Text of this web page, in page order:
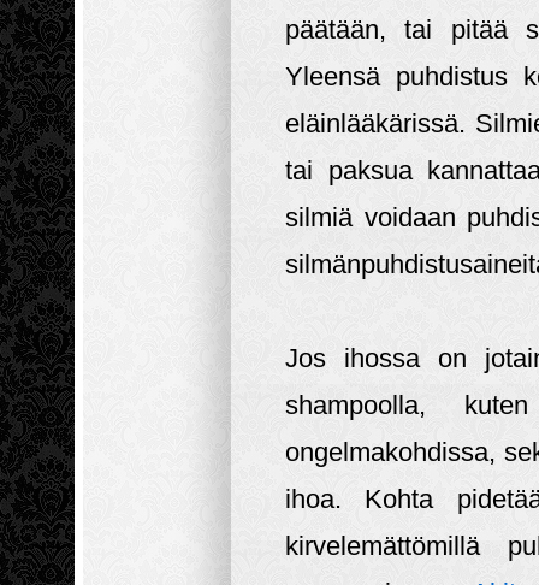
päätään, tai pitää
Yleensä puhdistus
eläinlääkärissä.
tai paksua
silmiä voidaan
Jos ihossa on
shampoolla,
ongelmakohdissa,
ihoa. Kohta
kirvelemättömillä